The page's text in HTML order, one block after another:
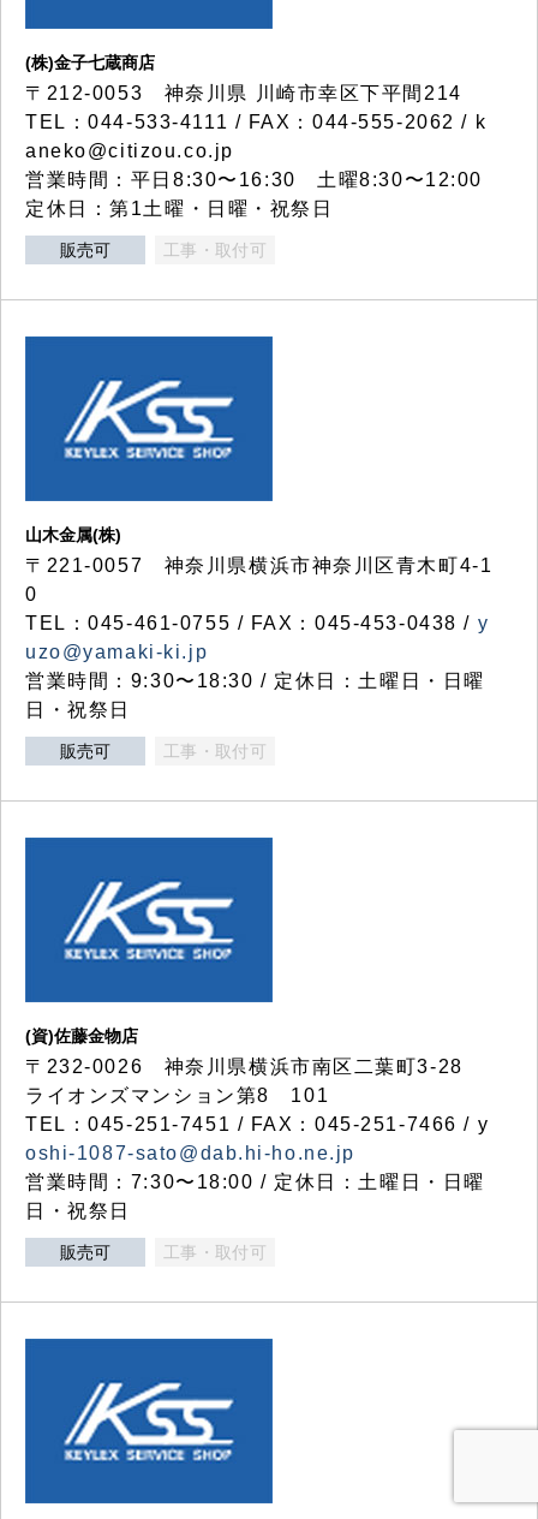
(株)金子七蔵商店
〒212-0053 神奈川県 川崎市幸区下平間214
TEL：044-533-4111 / FAX：044-555-2062 / k
aneko@citizou.co.jp
営業時間：平日8:30〜16:30 土曜8:30〜12:00
定休日：第1土曜・日曜・祝祭日
販売可 工事・取付可
山木金属(株)
〒221-0057 神奈川県横浜市神奈川区青木町4-1
0
TEL：045-461-0755 / FAX：045-453-0438 / y
uzo@yamaki-ki.jp
営業時間：9:30〜18:30 / 定休日：土曜日・日曜
日・祝祭日
販売可 工事・取付可
(資)佐藤金物店
〒232-0026 神奈川県横浜市南区二葉町3-28
ライオンズマンション第8 101
TEL：045-251-7451 / FAX：045-251-7466 / y
oshi-1087-sato@dab.hi-ho.ne.jp
営業時間：7:30〜18:00 / 定休日：土曜日・日曜
日・祝祭日
販売可 工事・取付可